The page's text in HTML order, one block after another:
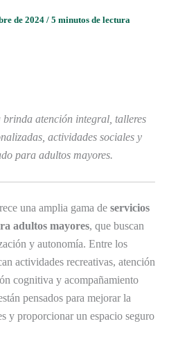
de 2024 / 5 minutos de lectura
atención integral, talleres
actividades sociales y
para adultos mayores.
una amplia gama de servicios
adultos mayores, que buscan
y autonomía. Entre los
actividades recreativas, atención
cognitiva y acompañamiento
pensados para mejorar la
y proporcionar un espacio seguro